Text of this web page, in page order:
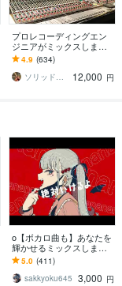
プロレコーディングエン
ジニアがミックスします
繊細かつ大胆に、そして
エモーショナルなサウン
ドをお届けします
4.9 (634)
ソリッドサウンド
12,000 円
o【ボカロ曲も】あなたを
輝かせるミックスします y
outubeに歌をアップした
い活動者様必見！格安高
音質
5.0 (411)
sakkyoku645 3,000 円